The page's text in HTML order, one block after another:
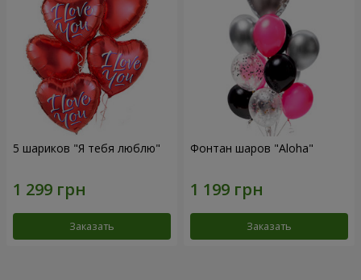
5 шариков "Я тебя люблю"
Заказать
Фонтан шаров "Aloha"
Заказать